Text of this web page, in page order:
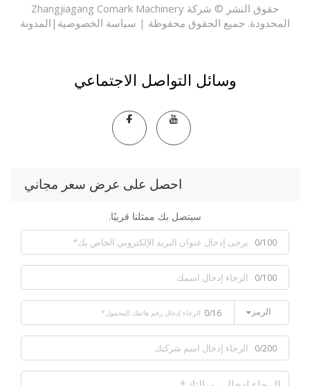
حقوق النشر © شركة Zhangjiagang Comark Machinery
جميع الحقوق محفوظة |سياسة الخصوصية|المدونة
وسائل التواصل الاجتماعي
احصل على عرض سعر مجاني
سيتصل بك ممثلنا قريبًا.
0/16